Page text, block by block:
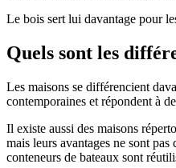
Le bois sert lui davantage pour
Quels sont les
Les maisons se différencient
contemporaines et répondent à
Il existe aussi des maisons
mais leurs avantages ne sont
conteneurs de bateaux sont